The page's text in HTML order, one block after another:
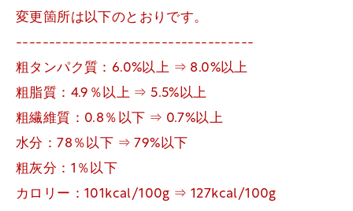
変更箇所は以下のとおりです。
------------------------------------
粗タンパク質：6.0%以上 ⇒ 8.0%以上
粗脂質：4.9％以上 ⇒ 5.5%以上
粗繊維質：0.8％以下 ⇒ 0.7%以上
水分：78％以下 ⇒ 79%以下
粗灰分：1％以下
カロリー：101kcal/100g ⇒ 127kcal/100g